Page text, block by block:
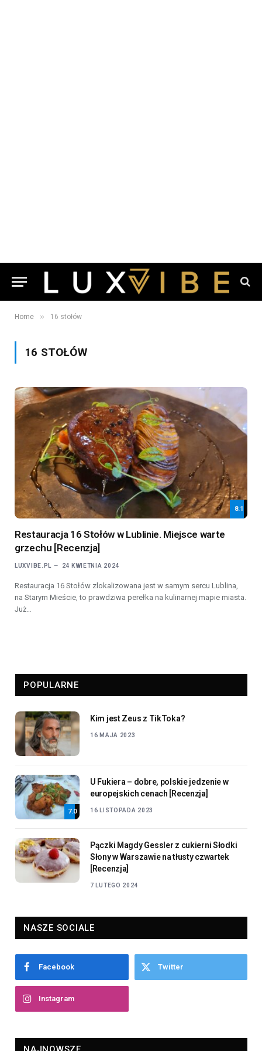
Home » 16 stołów
16 STOŁÓW
8.1
Restauracja 16 Stołów w Lublinie. Miejsce warte
grzechu [Recenzja]
LUXVIBE.PL 24 KWIETNIA 2024
Restauracja 16 Stołów zlokalizowana jest w samym sercu Lublina,
na Starym Mieście, to prawdziwa perełka na kulinarnej mapie miasta.
Już…
POPULARNE
Kim jest Zeus z TikToka?
16 MAJA 2023
7.0
U Fukiera – dobre, polskie jedzenie w
europejskich cenach [Recenzja]
16 LISTOPADA 2023
Pączki Magdy Gessler z cukierni Słodki
Słony w Warszawie na tłusty czwartek
[Recenzja]
7 LUTEGO 2024
NASZE SOCIALE
Facebook Twitter
Instagram